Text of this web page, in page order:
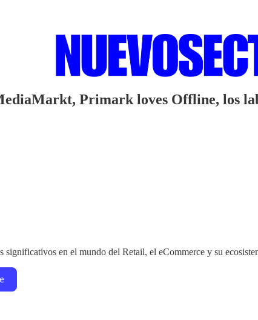
Primark loves Offline, los
significativos en el mundo del Retail, el eCommerce y su